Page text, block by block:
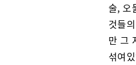
술, 오
것들
만 그
섞여